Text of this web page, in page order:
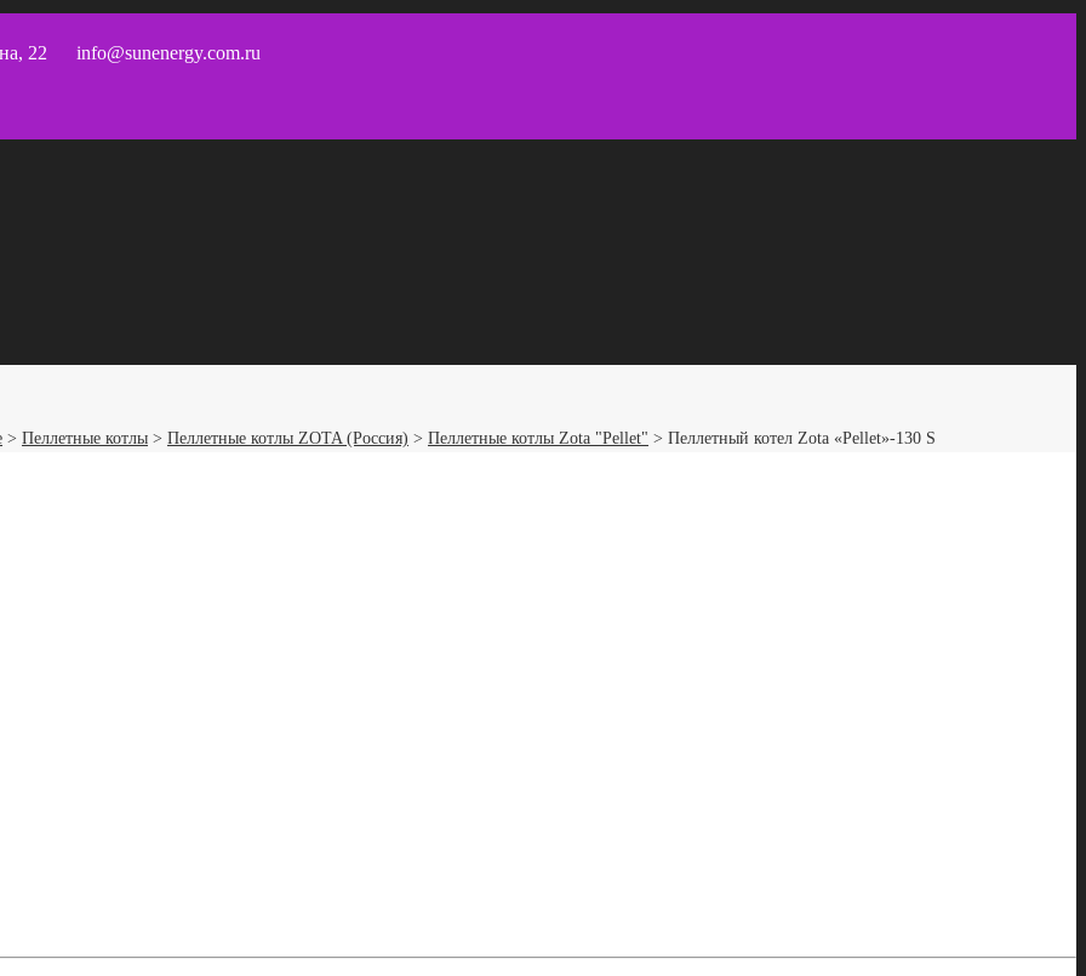
22 info@sunenergy.com.ru
> Пеллетные котлы > Пеллетные котлы ZOTA (Россия) > Пеллетные котлы Zota "Pellet" > Пеллетный котел Zota «Pellet»-130 S